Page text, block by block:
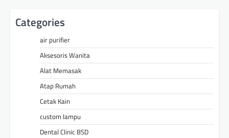
Categories
air purifier
Aksesoris Wanita
Alat Memasak
Atap Rumah
Cetak Kain
custom lampu
Dental Clinic BSD